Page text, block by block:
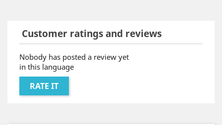
Customer ratings and reviews
Nobody has posted a review yet
in this language
RATE IT